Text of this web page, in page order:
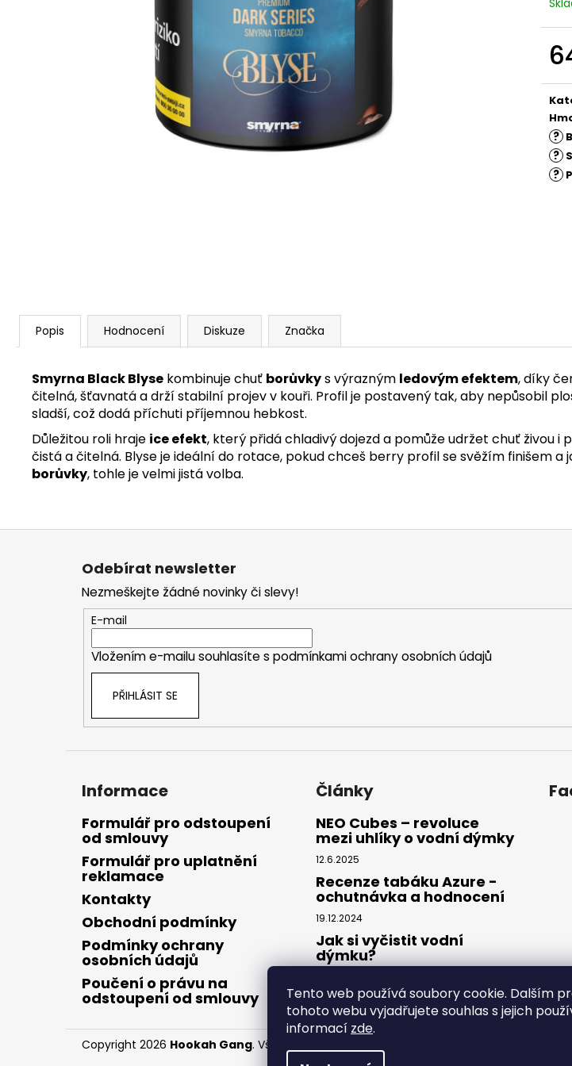
Tento web používá soubory cookie. Dalším
tohoto webu vyjadřujete souhlas s jejich
informací zde.
?
?
?
Popis Hodnocení Diskuze Značka
Smyrna Black Blyse kombinuje chuť borůvkys výrazným ledovým efektem, díky
čitelná, šťavnatá a drží stabilní projev v kouři. Profil je postavený tak, aby nepůsobil
sladší, což dodá příchuti příjemnou hebkost.
Důležitou roli hraje ice efekt, který přidá chladivý dojezd a pomůže udržet chuť živou
čistá a čitelná. Blyse je ideální do rotace, pokud chceš berry profil se svěžím finišem
borůvky, tohle je velmi jistá volba.
Z
Odebírat newsletter
Nezmeškejte žádné novinky či slevy!
E-mail
Vložením e-mailu souhlasíte s podmínkami ochrany osobních údajů
PŘIHLÁSIT SE
Informace
Formulář pro odstoupení
od smlouvy
Formulář pro uplatnění
reklamace
Kontakty
Obchodní podmínky
Podmínky ochrany
osobních údajů
Poučení o právu na
odstoupení od smlouvy
Články
NEO Cubes – revoluce
mezi uhlíky o vodní dýmky
12.6.2025
Recenze tabáku Azure -
ochutnávka a hodnocení
19.12.2024
Jak si vyčistit vodní
dýmku?
Copyright 2026 Hookah Gang. Všechna práva vyhrazena.